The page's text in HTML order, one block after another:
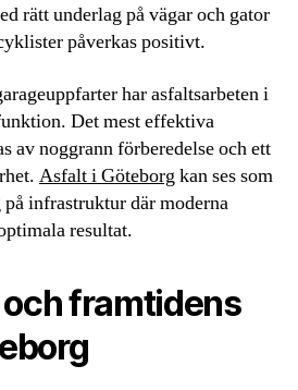
rätt underlag på vägar och gator
påverkas positivt.
har asfaltsarbeten i
Det mest effektiva
av noggrann förberedelse och ett
Asfalt i Göteborg kan ses som
infrastruktur där moderna
resultat.
framtidens